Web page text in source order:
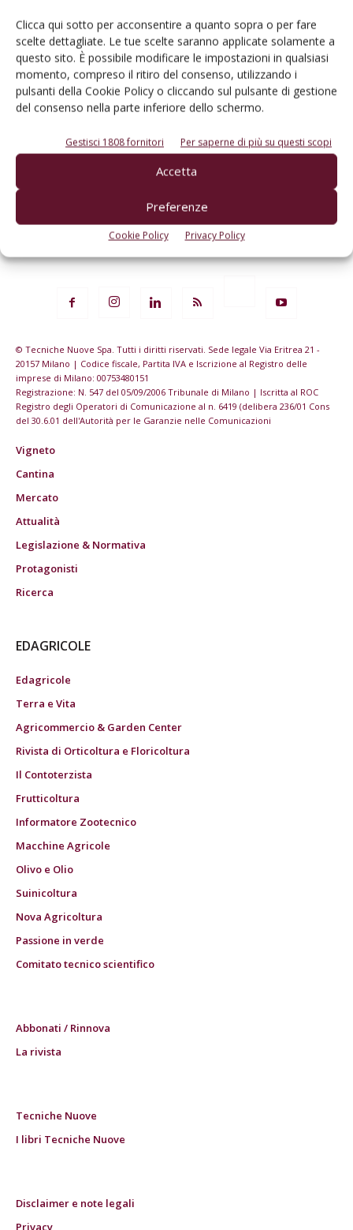
Clicca qui sotto per acconsentire a quanto sopra o per fare
scelte dettagliate. Le tue scelte saranno applicate solamente a
questo sito. È possibile modificare le impostazioni in qualsiasi
momento, compreso il ritiro del consenso, utilizzando i
pulsanti della Cookie Policy o cliccando sul pulsante di gestione
del consenso nella parte inferiore dello schermo.
Gestisci 1808 fornitori Per saperne di più su questi scopi
Accetta
Preferenze
Cookie Policy Privacy Policy
Rimani aggiornato sul mondo
dell’agricoltura
Iscriviti alle nostre newsletter
© Tecniche Nuove Spa. Tutti i diritti riservati. Sede legale Via Eritrea 21 -
20157 Milano | Codice fiscale, Partita IVA e Iscrizione al Registro delle
imprese di Milano: 00753480151
Registrazione: N. 547 del 05/09/2006 Tribunale di Milano | Iscritta al ROC
Registro degli Operatori di Comunicazione al n. 6419 (delibera 236/01 Cons
del 30.6.01 dell'Autorità per le Garanzie nelle Comunicazioni
Vigneto
Cantina
Mercato
Attualità
Legislazione & Normativa
Protagonisti
Ricerca
EDAGRICOLE
Edagricole
Terra e Vita
Agricommercio & Garden Center
Rivista di Orticoltura e Floricoltura
Il Contoterzista
Frutticoltura
Informatore Zootecnico
Macchine Agricole
Olivo e Olio
Suinicoltura
Nova Agricoltura
Passione in verde
Comitato tecnico scientifico
Abbonati / Rinnova
La rivista
Tecniche Nuove
I libri Tecniche Nuove
Disclaimer e note legali
Privacy